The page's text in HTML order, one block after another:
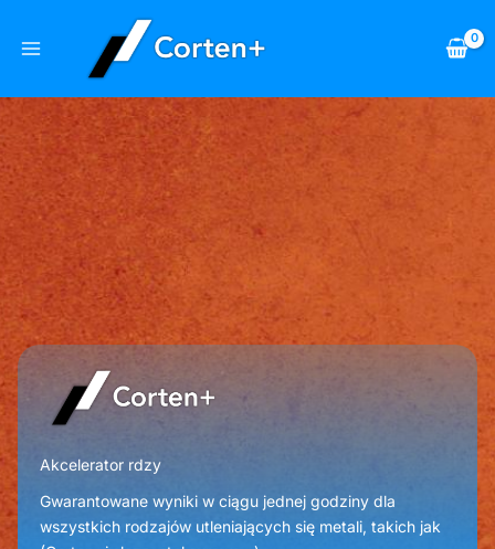
Akcelerator rdzy
Gwarantowane wyniki w ciągu jednej godziny dla
wszystkich rodzajów utleniających się metali, takich jak